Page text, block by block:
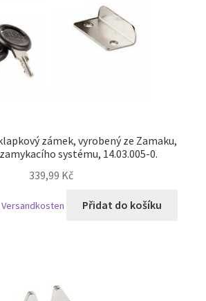
zámek, vyrobený ze Zamaku,
systému, 14.03.005-0.
339,99 Kč
Versandkosten Přidat do košíku